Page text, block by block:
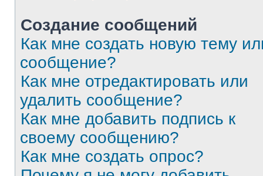
Создание сообщений
Как мне создать новую тему
сообщение?
Как мне отредактировать или
удалить сообщение?
Как мне добавить подпись к
своему сообщению?
Как мне создать опрос?